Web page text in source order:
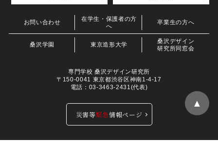
お問い合わせ
在学生・保護者の方
へ
卒業生の方へ
桑沢学園 東京造形大学
桑沢デザイン
研究所同窓会
専門学校 桑沢デザイン研究所
〒150-0041 東京都渋谷区神南1-4-17
電話：03-3463-2431(代表)
災害等緊急情報ページ
▲